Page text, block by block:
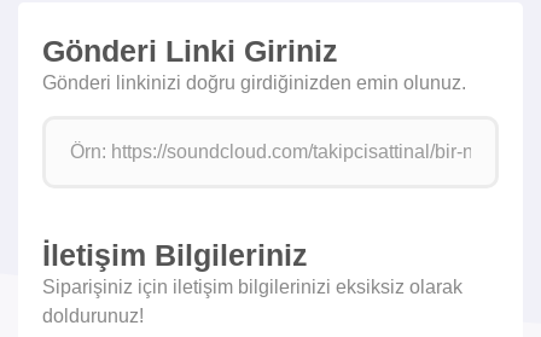
Gönderi Linki Giriniz
Gönderi linkinizi doğru girdiğinizden emin olunuz.
İletişim Bilgileriniz
Siparişiniz için iletişim bilgilerinizi eksiksiz olarak
doldurunuz!